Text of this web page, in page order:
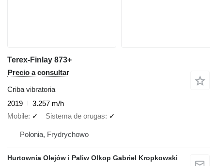
Terex-Finlay 873+
Precio a consultar
Criba vibratoria
2019
3.257 m/h
Mobile ✓ Sistema de orugas ✓
Polonia, Frydrychowo
Hurtownia Olejów i Paliw Olkop Gabriel Kropkowski